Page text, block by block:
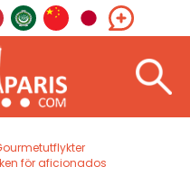
för aficionados